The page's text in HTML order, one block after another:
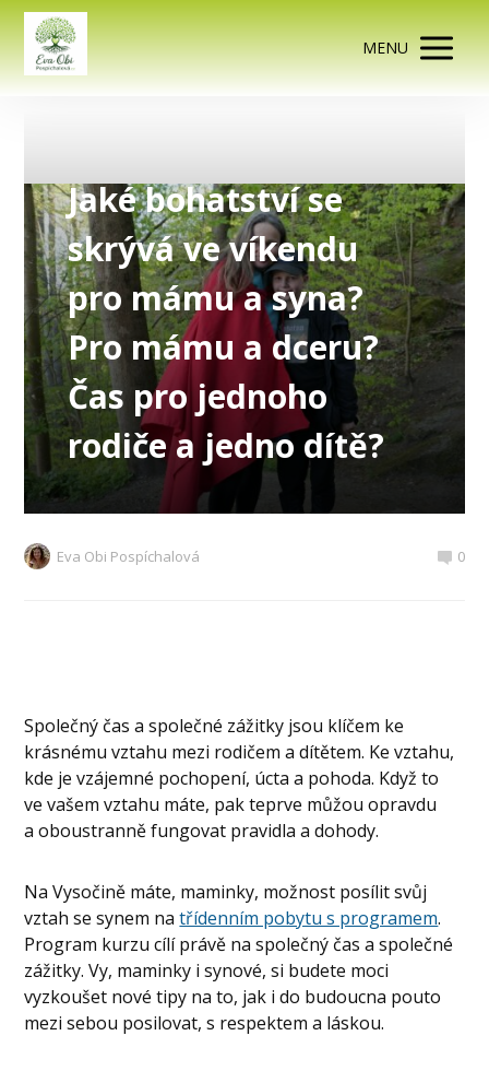
MENU
Jaké bohatství se
skrývá ve víkendu
pro mámu a syna?
Pro mámu a dceru?
Čas pro jednoho
rodiče a jedno dítě?
Eva Obi Pospíchalová 0
Společný čas a společné zážitky jsou klíčem ke
krásnému vztahu mezi rodičem a dítětem. Ke vztahu,
kde je vzájemné pochopení, úcta a pohoda. Když to
ve vašem vztahu máte, pak teprve můžou opravdu
a oboustranně fungovat pravidla a dohody.
Na Vysočině máte, maminky, možnost posílit svůj
vztah se synem natřídenním pobytu s programem.
Program kurzu cílí právě na společný čas a společné
zážitky. Vy, maminky i synové, si budete moci
vyzkoušet nové tipy na to, jak i do budoucna pouto
mezi sebou posilovat, s respektem a láskou.